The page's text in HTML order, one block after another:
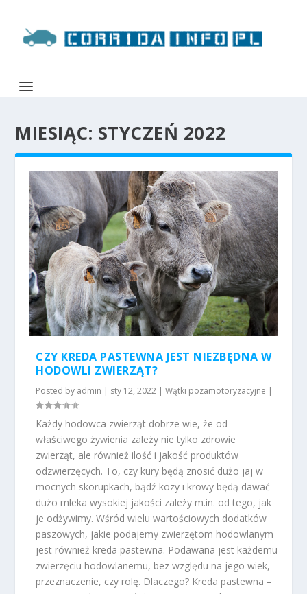
MIESIĄC: STYCZEŃ 2022
CZY KREDA PASTEWNA JEST NIEZBĘDNA W
HODOWLI ZWIERZĄT?
Posted by admin sty 12, 2022 |Wątki pozamotoryzacyjne
Każdy hodowca zwierząt dobrze wie, że od
właściwego żywienia zależy nie tylko zdrowie
zwierząt, ale również ilość i jakość produktów
odzwierzęcych. To, czy kury będą znosić dużo jaj w
mocnych skorupkach, bądź kozy i krowy będą dawać
dużo mleka wysokiej jakości zależy m.in. od tego, jak
je odżywimy. Wśród wielu wartościowych dodatków
paszowych, jakie podajemy zwierzętom hodowlanym
jest również kreda pastewna. Podawana jest każdemu
zwierzęciu hodowlanemu, bez względu na jego wiek,
przeznaczenie, czy rolę. Dlaczego? Kreda pastewna –